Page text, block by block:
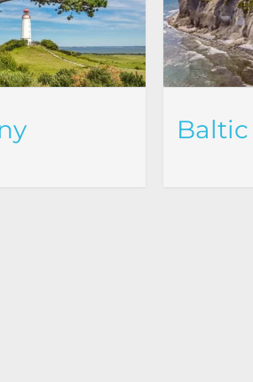
Baltic